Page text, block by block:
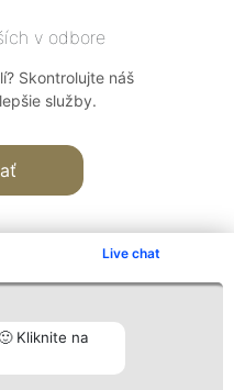
Live chat
Kliknite na
v odbore
Skontrolujte náš
služby.
Kontakt
Kontakt